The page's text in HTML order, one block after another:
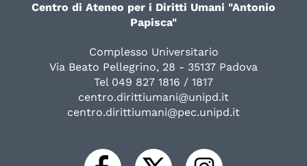
Centro di Ateneo per i Diritti Umani "Antonio
Papisca"
Complesso Universitario
Via Beato Pellegrino, 28 - 35137 Padova
Tel 049 827 1816 / 1817
centro.dirittiumani@unipd.it
centro.dirittiumani@pec.unipd.it